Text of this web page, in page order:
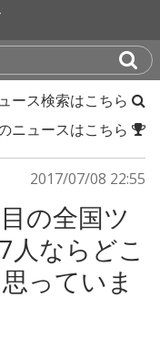
ース検索はこちら
ニュースはこちら
2017/07/08 22:55
の全国ツ
人ならどこ
っていま